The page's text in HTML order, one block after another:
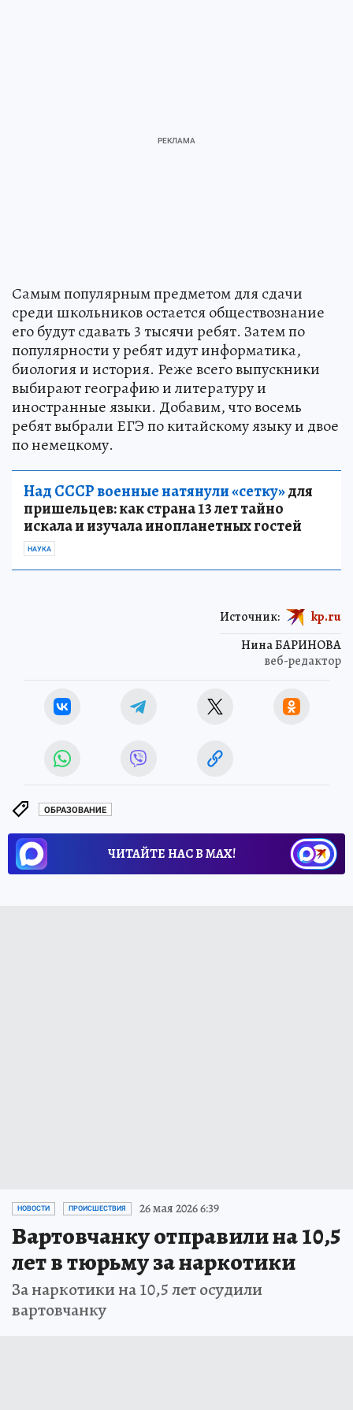
Самым популярным предметом для сдачи
среди школьников остается обществознание
его будут сдавать 3 тысячи ребят. Затем по
популярности у ребят идут информатика,
биология и история. Реже всего выпускники
выбирают географию и литературу и
иностранные языки. Добавим, что восемь
ребят выбрали ЕГЭ по китайскому языку и двое
по немецкому.
Над СССР военные натянули «сетку»для
пришельцев: как страна 13 лет тайно
искала и изучала инопланетных гостей
НАУКА
Нина БАРИНОВА
веб-редактор
Источник: kp.ru
ОБРАЗОВАНИЕ
ЧИТАЙТЕ НАС В МАХ!
НОВОСТИ ПРОИСШЕСТВИЯ 26 мая 2026 6:39
Вартовчанку отправили на 10,5
лет в тюрьму за наркотики
За наркотики на 10,5 лет осудили
вартовчанку